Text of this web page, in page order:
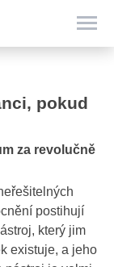
pokud
za revolučně
postihují
který jim
existuje, a jeho